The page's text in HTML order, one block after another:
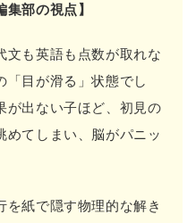
集部の視点】
文も英語も点数が取れな
「目が滑る」状態でし
が出ない子ほど、初見の
めてしまい、脳がパニッ
を紙で隠す物理的な解き